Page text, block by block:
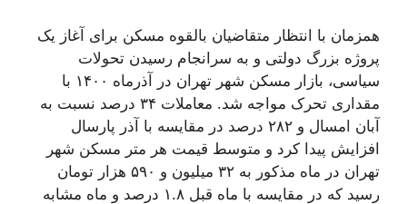
همزمان با انتظار متقاضیان بالقوه مسکن برای آغاز یک
پروژه بزرگ دولتی و به سرانجام رسیدن تحولات
سیاسی، بازار مسکن شهر تهران در آذرماه ۱۴۰۰ با
مقداری تحرک مواجه شد. معاملات ۳۴ درصد نسبت به
آبان امسال و ۲۸۲ درصد در مقایسه با آذر پارسال
افزایش پیدا کرد و متوسط قیمت هر متر مسکن شهر
تهران در ماه مذکور به ۳۲ میلیون و ۵۹۰ هزار تومان
رسید که در مقایسه با ماه قبل ۱.۸ درصد و ماه مشابه